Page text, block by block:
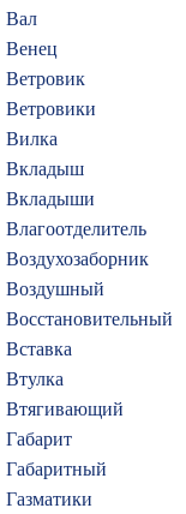
Вал
Венец
Ветровик
Ветровики
Вилка
Вкладыш
Вкладыши
Влагоотделитель
Воздухозаборник
Воздушный
Восстановительный
Вставка
Втулка
Втягивающий
Габарит
Габаритный
Газматики